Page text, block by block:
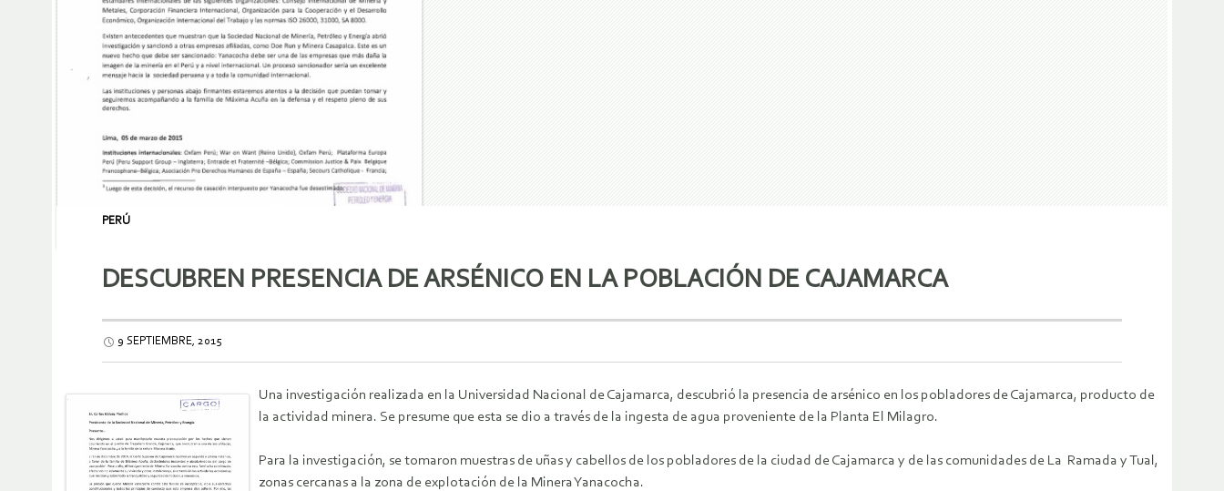
PERÚ
DESCUBREN PRESENCIA DE ARSÉNICO EN LA POBLACIÓN DE CAJAMARCA
9 SEPTIEMBRE, 2015
Una investigación realizada en la Universidad Nacional de Cajamarca, descubrió la presencia de arsénico en los pobladores de Cajamarca, producto de
la actividad minera. Se presume que esta se dio a través de la ingesta de agua proveniente de la Planta El Milagro.
Para la investigación, se tomaron muestras de uñas y cabellos de los pobladores de la ciudad de Cajamarca y de las comunidades de La Ramada y Tual,
zonas cercanas a la zona de explotación de la Minera Yanacocha.